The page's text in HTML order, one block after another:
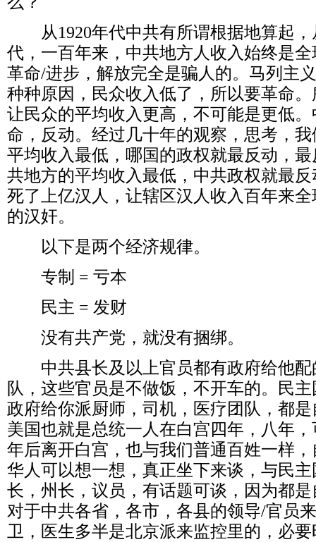
从1920年代中共有所谓根据地算起，
代，一百年来，中共地方人收入始终是
革命/进步，解放完全是骗人的。马列主
种种原因，民众收入低了，所以要革命
让民众的平均收入更高，不可能是更低
命，反动。经过几十年的观察，思考，
平均收入最低，哪国的政权就最反动，
共地方的平均收入最低，中共政权就最
死了上亿汉人，让辖区汉人收入百年来
的汉奸。
以下是两个经济规律。
专制 = 亏本
民主 = 发财
没有共产党，就没有捆绑。
中共县长及以上官员都有政府给他
队，这些官员是不做饭，不开车的。民
政府给你派厨师，司机，医疗团队，都
美国也就是总统一人在白宫四年，八年
年后离开白宫，也与我们普通百姓一样
华人可以想一想，真正坐下来谈，与民
长，州长，议员，有话题可谈，因为都
对于中共各省，各市，各县的领导/官员
卫，医生多半是北京派来监控里的，必